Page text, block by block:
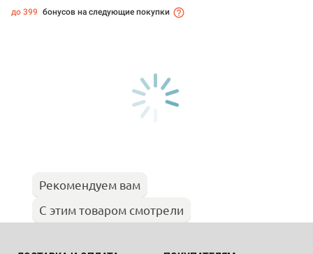
до 399 бонусов на следующие покупки
Рекомендуем вам
С этим товаром смотрели